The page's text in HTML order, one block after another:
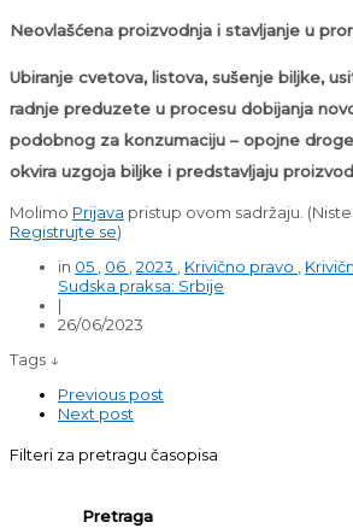
Neovlašćena proizvodnja i stavljanje u
Ubiranje cvetova, listova, sušenje biljke,
radnje preduzete u procesu dobijanja
podobnog za konzumaciju – opojne
okvira uzgoja biljke i predstavljaju
Molimo Prijava pristup ovom sadržaju.
Registrujte se)
in 05 06 2023 Krivično pravo
Sudska praksa: Srbije
|
26/06/2023
Tags ↓
Previous post
Next post
Filteri za pretragu časopisa
Pretraga